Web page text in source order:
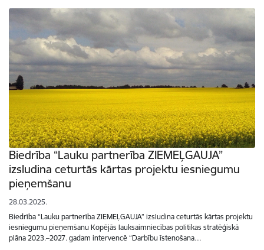
Biedrība “Lauku partnerība ZIEMEĻGAUJA”
izsludina ceturtās kārtas projektu iesniegumu
pieņemšanu
28.03.2025.
Biedrība “Lauku partnerība ZIEMEĻGAUJA” izsludina ceturtās kārtas projektu
iesniegumu pieņemšanu Kopējās lauksaimniecības politikas stratēģiskā
plāna 2023.–2027. gadam intervencē “Darbību īstenošana…